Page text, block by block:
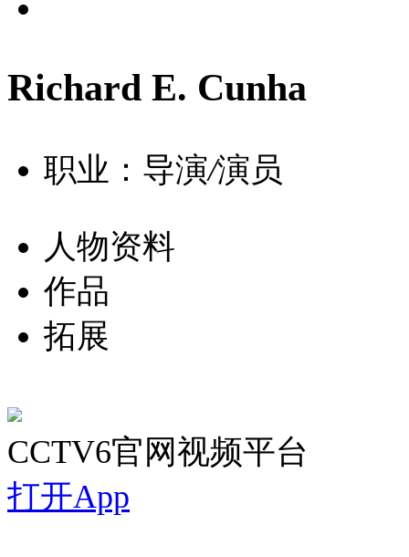
Richard E. Cunha
职业：导演/演员
人物资料
作品
拓展
CCTV6官网视频平台
打开App